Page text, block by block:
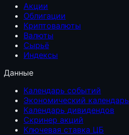
Акции
Облигации
Криптовалюты
Валюты
Сырьё
Индексы
Данные
Календарь событий
Экономический календарь
Календарь дивидендов
Скринер акций
Ключевая ставка ЦБ